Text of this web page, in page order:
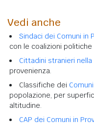
Vedi anche
Sindaci dei Comuni in
con le coalizioni
Cittadini stranieri
provenienza.
Classifiche dei
popolazione, per
altitudine.
CAP dei Comuni in